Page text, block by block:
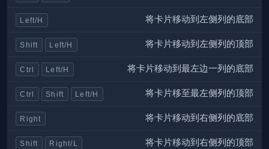
Left/H 将卡片移动到左侧列的底部
Shift Left/H 将卡片移动到左侧列的顶部
Ctrl Left/H 将卡片移动到最左边一列的底部
Ctrl Shift Left/H 将卡片移至最左侧列的顶部
Right 将卡片移动到右侧列的底部
Shift Right/L 将卡片移动到右侧列的顶部